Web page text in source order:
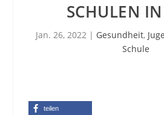
SCHULEN
Jan. 26, 2022| Gesundheit,
Schule
teilen